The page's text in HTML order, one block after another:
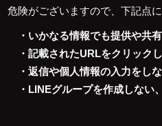
危険がございますので、下記点
・いかなる情報でも提供や共
・記載されたURLをクリック
・返信や個人情報の入力をし
・LINEグループを作成しない